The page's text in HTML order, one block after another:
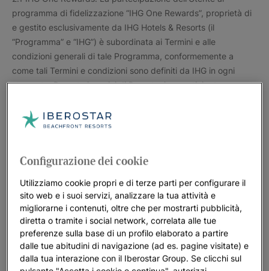
programma di fidelizzazione “IHG One Rewards”, proprietà di
e gestito esclusivamente da IHG Hotels & Resorts (il
“Programma” e “IHG”) è subordinata ai Termini e alle
condizioni generali di tale Programma, conformemente a
come tali Termini e condizioni sono definiti da IHG in ogni
momento. Durante i servizi di Prenotazione anticipata,
ha la possibilità di accedere o effettuare la registrazione al
Programma. Iberostar (e ogni società appartenente a
o malfunzionamento del Programma. Per tale ragione, l’Utente
rinuncia espressamente a qualsiasi azione o reclamo contro
Iberostar (o contro ogni società appartenente a Iberostar
Group). Iberostar raccomanda di leggere i Termini e le
condizioni del Programma prima di iscriversi e utilizzarlo.
L’Utente accetta espressamente le presenti condizioni di
accesso al Programma e si fa carico di ogni responsabilità
derivante dall’utilizzo corretto o scorretto del Programma
Configurazione dei cookie
Utilizziamo cookie propri e di terze parti per configurare il
sito web e i suoi servizi, analizzare la tua attività e
migliorarne i contenuti, oltre che per mostrarti pubblicità,
diretta o tramite i social network, correlata alle tue
preferenze sulla base di un profilo elaborato a partire
dalle tue abitudini di navigazione (ad es. pagine visitate) e
dalla tua interazione con il Iberostar Group. Se clicchi sul